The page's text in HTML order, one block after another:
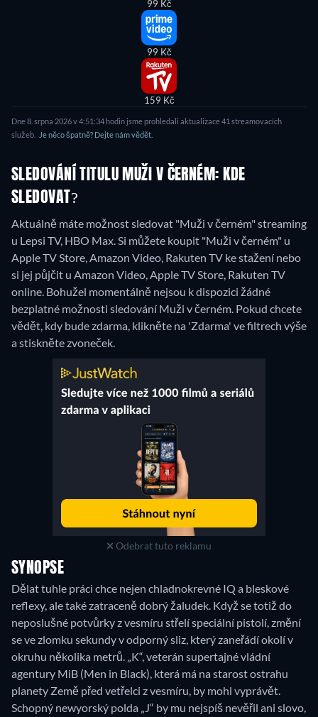
99 Kč
99 Kč
159 Kč
Dne 8. srpna 2026 v 4:51:34 hodin jsme prohledali aktualizace 41 streamovacích
služeb.
Je něco špatně? Dejte nám vědět.
SLEDOVÁNÍ TITULU MUŽI V ČERNÉM: KDE
SLEDOVAT?
Aktuálně máte možnost sledovat "Muži v černém" streaming
u Lepsi TV, HBO Max. Si můžete koupit "Muži v černém" u
Apple TV Store, Amazon Video, Rakuten TV ke stažení nebo
si jej půjčit u Amazon Video, Apple TV Store, Rakuten TV
online. Bohužel momentálně nejsou k dispozici žádné
bezplatné možnosti sledování Muži v černém. Pokud chcete
vědět, kdy bude zdarma, klikněte na 'Zdarma' ve filtrech výše
a stiskněte zvoneček.
Odebrat tuto reklamu
SYNOPSE
Dělat tuhle práci chce nejen chladnokrevné IQ a bleskové
reflexy, ale také zatraceně dobrý žaludek. Když se totiž do
neposlušné potvůrky z vesmíru střelí speciální pistolí, změní
se ve zlomku sekundy v odporný sliz, který zaneřádí okolí v
okruhu několika metrů. „K“, veterán supertajné vládní
agentury MiB (Men in Black), která má na starost ostrahu
planety Země před vetřelci z vesmíru, by mohl vyprávět.
Schopný newyorský polda „J“ by mu nejspíš nevěřil ani slovo,